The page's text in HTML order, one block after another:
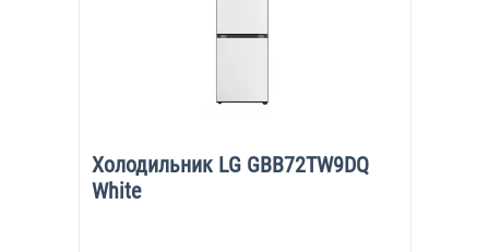
Холодильник LG GBB72TW9DQ
White